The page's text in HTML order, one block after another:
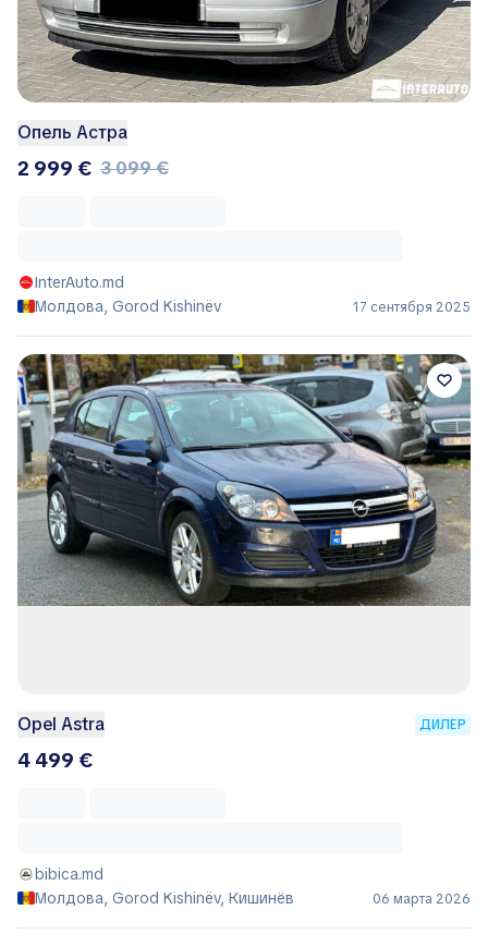
Опель Астра
2 999 € 3 099 €
InterAuto.md
Молдова, Gorod Kishinëv
17 сентября 2025
Opel Astra ДИЛЕР
4 499 €
bibica.md
Молдова, Gorod Kishinëv, Кишинёв
06 марта 2026